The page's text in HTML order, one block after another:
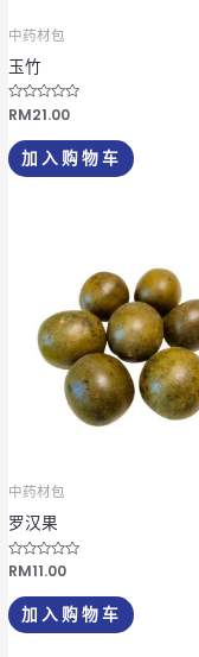
中药材包
玉竹
评
分
&
s
o
RM21.00
加入购物车
中药材包
罗汉果
评
&
s
o
RM11.00
加入购物车